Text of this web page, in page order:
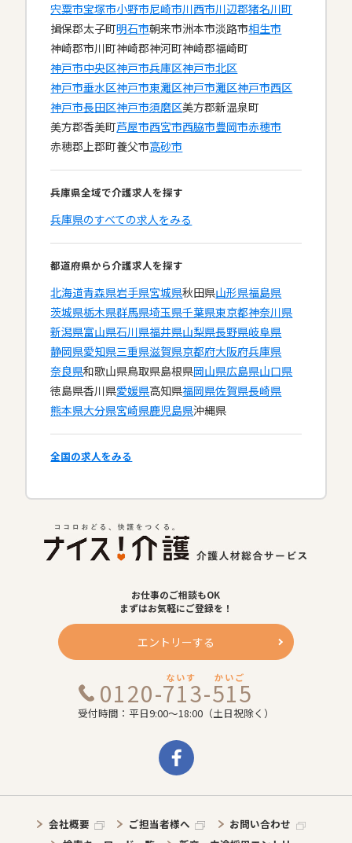
宍粟市宝塚市小野市尼崎市川西市川辺郡猪名川町
揖保郡太子町明石市朝来市洲本市淡路市相生市
神崎郡市川町神崎郡神河町神崎郡福崎町
神戸市中央区神戸市兵庫区神戸市北区
神戸市垂水区神戸市東灘区神戸市灘区神戸市西区
神戸市長田区神戸市須磨区美方郡新温泉町
美方郡香美町芦屋市西宮市西脇市豊岡市赤穂市
赤穂郡上郡町養父市高砂市
兵庫県全域で介護求人を探す
兵庫県のすべての求人をみる
都道府県から介護求人を探す
北海道青森県岩手県宮城県秋田県山形県福島県
茨城県栃木県群馬県埼玉県千葉県東京都神奈川県
新潟県富山県石川県福井県山梨県長野県岐阜県
静岡県愛知県三重県滋賀県京都府大阪府兵庫県
奈良県和歌山県鳥取県島根県岡山県広島県山口県
徳島県香川県愛媛県高知県福岡県佐賀県長崎県
熊本県大分県宮崎県鹿児島県沖縄県
全国の求人をみる
お仕事のご相談もOK
まずはお気軽にご登録を！
エントリーする
0120-713-515
ないす かいご
受付時間：平日9:00～18:00（土日祝除く）
会社概要 ご担当者様へ
お問い合わせ